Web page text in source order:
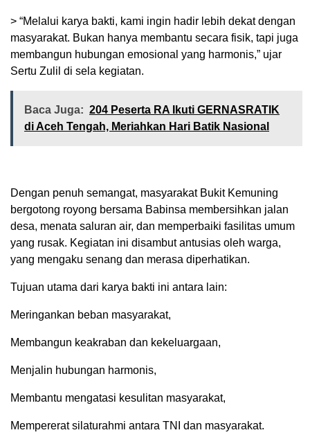
> “Melalui karya bakti, kami ingin hadir lebih dekat dengan
masyarakat. Bukan hanya membantu secara fisik, tapi juga
membangun hubungan emosional yang harmonis,” ujar
Sertu Zulil di sela kegiatan.
Baca Juga: 204 Peserta RA Ikuti GERNASRATIK
di Aceh Tengah, Meriahkan Hari Batik Nasional
Dengan penuh semangat, masyarakat Bukit Kemuning
bergotong royong bersama Babinsa membersihkan jalan
desa, menata saluran air, dan memperbaiki fasilitas umum
yang rusak. Kegiatan ini disambut antusias oleh warga,
yang mengaku senang dan merasa diperhatikan.
Tujuan utama dari karya bakti ini antara lain:
Meringankan beban masyarakat,
Membangun keakraban dan kekeluargaan,
Menjalin hubungan harmonis,
Membantu mengatasi kesulitan masyarakat,
Mempererat silaturahmi antara TNI dan masyarakat.